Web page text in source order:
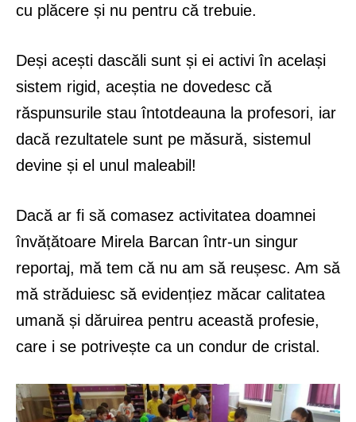
cu plăcere și nu pentru că trebuie.
Deși acești dascăli sunt și ei activi în același
sistem rigid, aceștia ne dovedesc că
răspunsurile stau întotdeauna la profesori, iar
dacă rezultatele sunt pe măsură, sistemul
devine și el unul maleabil!
Dacă ar fi să comasez activitatea doamnei
învățătoare Mirela Barcan într-un singur
reportaj, mă tem că nu am să reușesc. Am să
mă străduiesc să evidențiez măcar calitatea
umană și dăruirea pentru această profesie,
care i se potrivește ca un condur de cristal.